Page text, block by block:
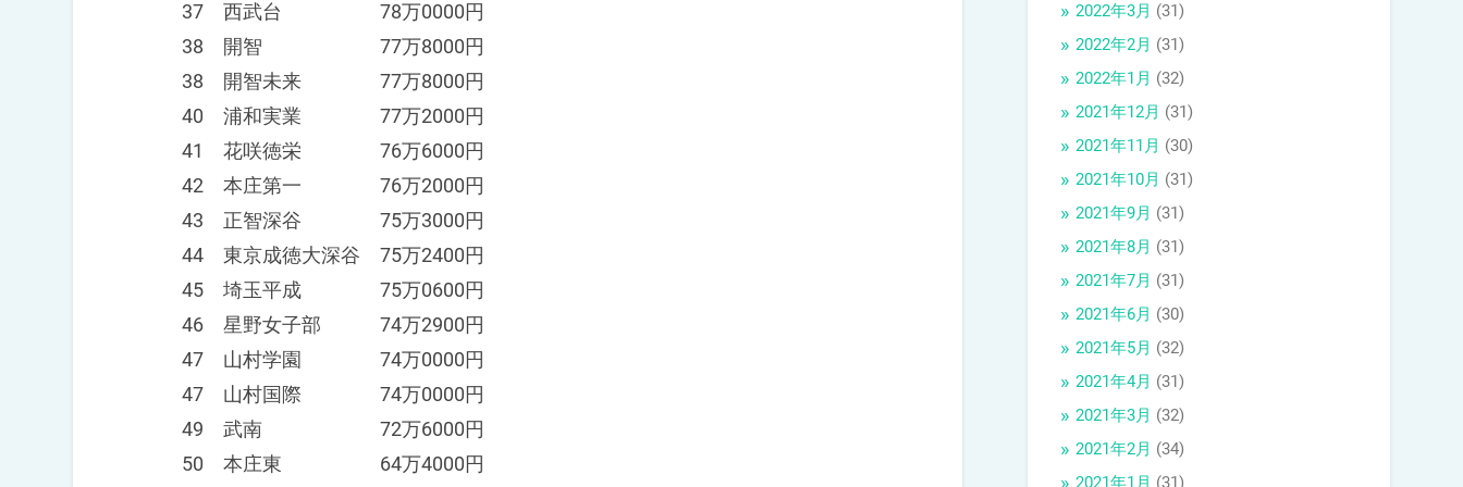
37 西武台 78万0000円
38 開智 77万8000円
38 開智未来 77万8000円
40 浦和実業 77万2000円
41 花咲徳栄 76万6000円
42 本庄第一 76万2000円
43 正智深谷 75万3000円
44 東京成徳大深谷 75万2400円
45 埼玉平成 75万0600円
46 星野女子部 74万2900円
47 山村学園 74万0000円
47 山村国際 74万0000円
49 武南 72万6000円
50 本庄東 64万4000円
2022年3月 (31)
2022年2月 (31)
2022年1月 (32)
2021年12月 (31)
2021年11月 (30)
2021年10月 (31)
2021年9月 (31)
2021年8月 (31)
2021年7月 (31)
2021年6月 (30)
2021年5月 (32)
2021年4月 (31)
2021年3月 (32)
2021年2月 (34)
2021年1月 (31)